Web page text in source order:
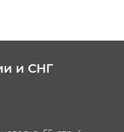
и СНГ